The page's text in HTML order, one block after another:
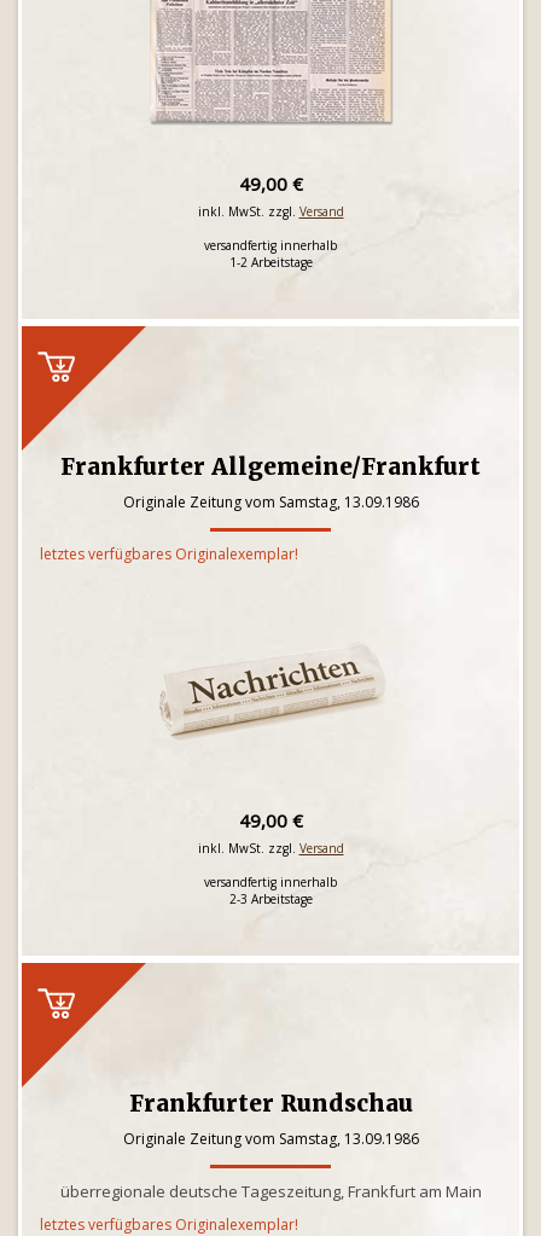
49,00 €
inkl. MwSt. zzgl. Versand
versandfertig innerhalb
1-2 Arbeitstage
Frankfurter Allgemeine/Frankfurt
Originale Zeitung vom Samstag, 13.09.1986
letztes verfügbares Originalexemplar!
49,00 €
inkl. MwSt. zzgl. Versand
versandfertig innerhalb
2-3 Arbeitstage
Frankfurter Rundschau
Originale Zeitung vom Samstag, 13.09.1986
überregionale deutsche Tageszeitung, Frankfurt am Main
letztes verfügbares Originalexemplar!